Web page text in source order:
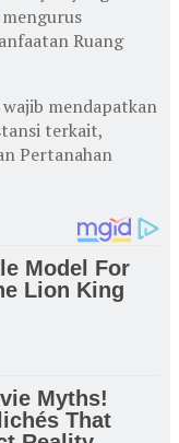
Ruang
mendapatkan
terkait,
Pertanahan